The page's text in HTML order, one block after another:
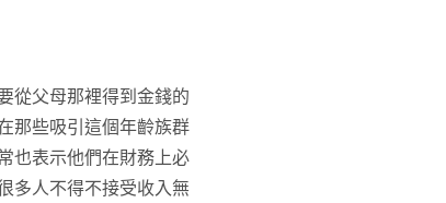
從父母那裡得到金錢的
那些吸引這個年齡族群
也表示他們在財務上必
多人不得不接受收入無